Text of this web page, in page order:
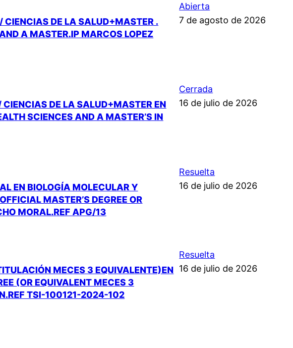
DE LA SALUD+MASTER .
A MASTER.IP MARCOS LOPEZ
Abierta
7 de agosto de 2026
DE LA SALUD+MASTER EN
SCIENCES AND A MASTER’S IN
Cerrada
16 de julio de 2026
EN BIOLOGÍA MOLECULAR Y
MASTER’S DEGREE OR
MORAL.REF APG/13
Resuelta
16 de julio de 2026
MECES 3 EQUIVALENTE)EN
(OR EQUIVALENT MECES 3
TSI-100121-2024-102
Resuelta
16 de julio de 2026